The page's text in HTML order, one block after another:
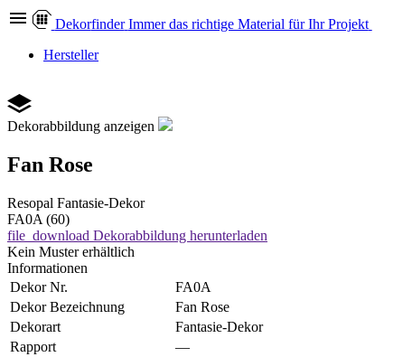
Dekorfinder Immer das richtige Material für Ihr Projekt
Hersteller
Dekorabbildung anzeigen
Fan Rose
Resopal Fantasie-Dekor
FA0A (60)
file_download Dekorabbildung herunterladen
Kein Muster erhältlich
Informationen
Dekor Nr.
FA0A
Dekor Bezeichnung
Fan Rose
Dekorart
Fantasie-Dekor
Rapport
—